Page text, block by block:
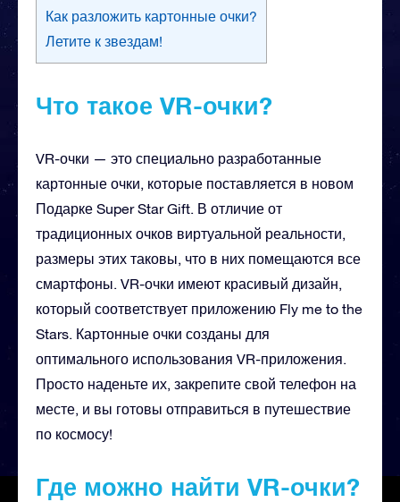
Как разложить картонные очки?
Летите к звездам!
Что такое VR-очки?
VR-очки — это специально разработанные
картонные очки, которые поставляется в новом
Подарке Super Star Gift. В отличие от
традиционных очков виртуальной реальности,
размеры этих таковы, что в них помещаются все
смартфоны. VR-очки имеют красивый дизайн,
который соответствует приложению Fly me to the
Stars. Картонные очки созданы для
оптимального использования VR-приложения.
Просто наденьте их, закрепите свой телефон на
месте, и вы готовы отправиться в путешествие
по космосу!
Где можно найти VR-очки?